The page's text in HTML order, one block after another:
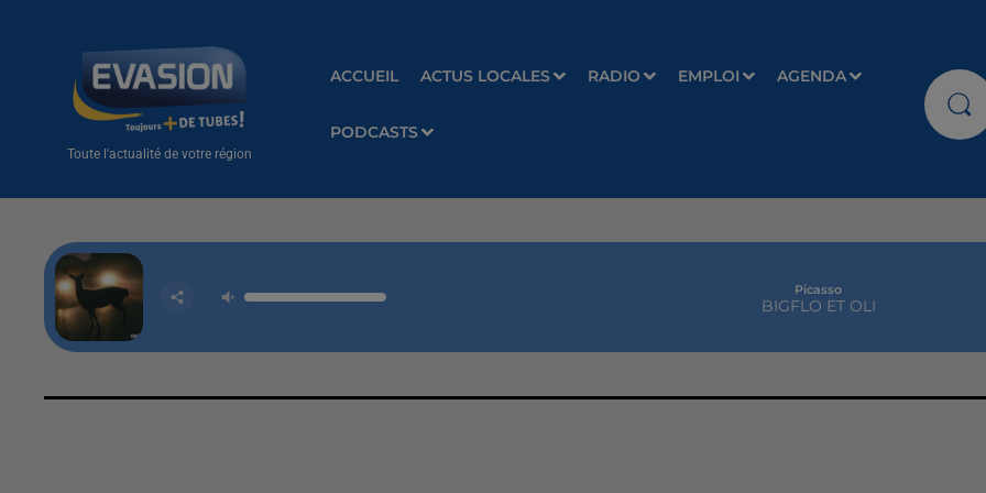
Toute l'actualité de votre région
ACCUEIL ACTUS LOCALES RADIO EMPLOI AGENDA
PODCASTS
Picasso
BIGFLO ET OLI